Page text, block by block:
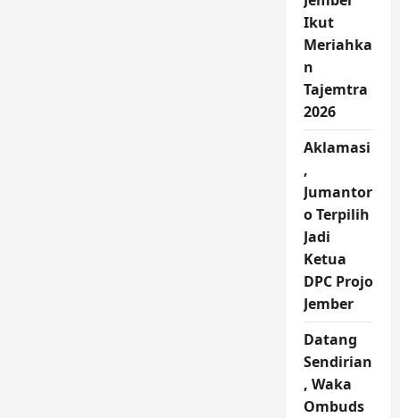
Ikut
Meriahka
n
Tajemtra
2026
Aklamasi
,
Jumantor
o Terpilih
Jadi
Ketua
DPC Projo
Jember
Datang
Sendirian
, Waka
Ombuds